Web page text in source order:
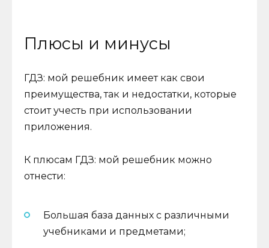
Плюсы и минусы
ГДЗ: мой решебник имеет как свои
преимущества, так и недостатки, которые
стоит учесть при использовании
приложения.
К плюсам ГДЗ: мой решебник можно
отнести:
Большая база данных с различными
учебниками и предметами;